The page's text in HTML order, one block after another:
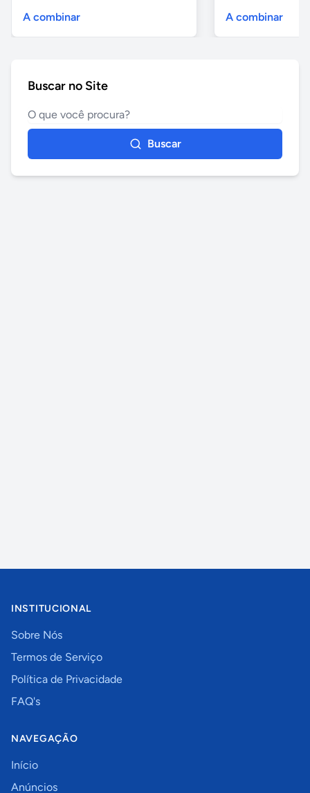
A combinar A combinar
Buscar no Site
Buscar
INSTITUCIONAL
Sobre Nós
Termos de Serviço
Política de Privacidade
FAQ's
NAVEGAÇÃO
Início
Anúncios